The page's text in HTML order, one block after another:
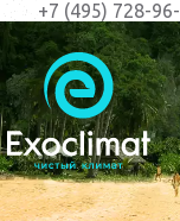
+7 (495) 728-